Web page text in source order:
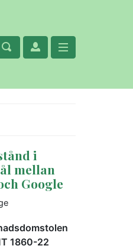
i
mellan
Google
1860-22